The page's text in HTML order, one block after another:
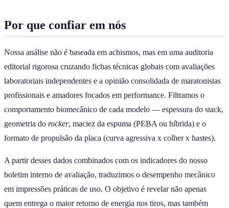
Por que confiar em nós
Nossa análise não é baseada em achismos, mas em uma auditoria
editorial rigorosa cruzando fichas técnicas globais com avaliações
laboratoriais independentes e a opinião consolidada de maratonistas
profissionais e amadores focados em performance. Filtramos o
comportamento biomecânico de cada modelo — espessura do stack,
geometria do rocker, maciez da espuma (PEBA ou híbrida) e o
formato de propulsão da placa (curva agressiva x colher x hastes).
A partir desses dados combinados com os indicadores do nosso
boletim interno de avaliação, traduzimos o desempenho mecânico
em impressões práticas de uso. O objetivo é revelar não apenas
quem entrega o maior retorno de energia nos tiros, mas também